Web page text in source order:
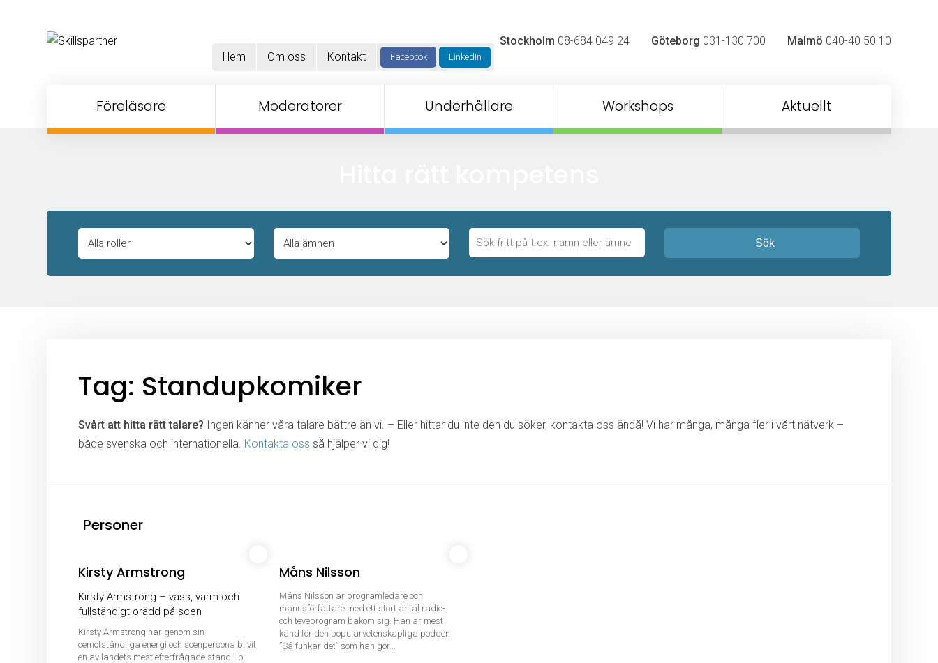
Stockholm 08-684 049 24 Göteborg 031-130 700 Malmö 040-40 50 10
Hem
Om oss Kontakt Facebook LinkedIn
Föreläsare Moderatorer Underhållare Workshops Aktuellt
Sök
Tag: Standupkomiker
Svårt att hitta rätt talare? Ingen känner våra talare bättre än vi. – Eller hittar du inte den du söker, kontakta oss ändå! Vi har många, många fler i vårt nätverk –
både svenska och internationella. Kontakta oss så hjälper vi dig!
Personer
Kirsty Armstrong
Kirsty Armstrong – vass, varm och
fullständigt orädd på scen
Kirsty Armstrong har genom sin
oemotståndliga energi och scenpersona blivit
en av landets mest efterfrågade stand up-
Måns Nilsson
Måns Nilsson är programledare och
manusförfattare med ett stort antal radio-
och teveprogram bakom sig. Han är mest
känd för den populärvetenskapliga podden
”Så funkar det” som han gör...